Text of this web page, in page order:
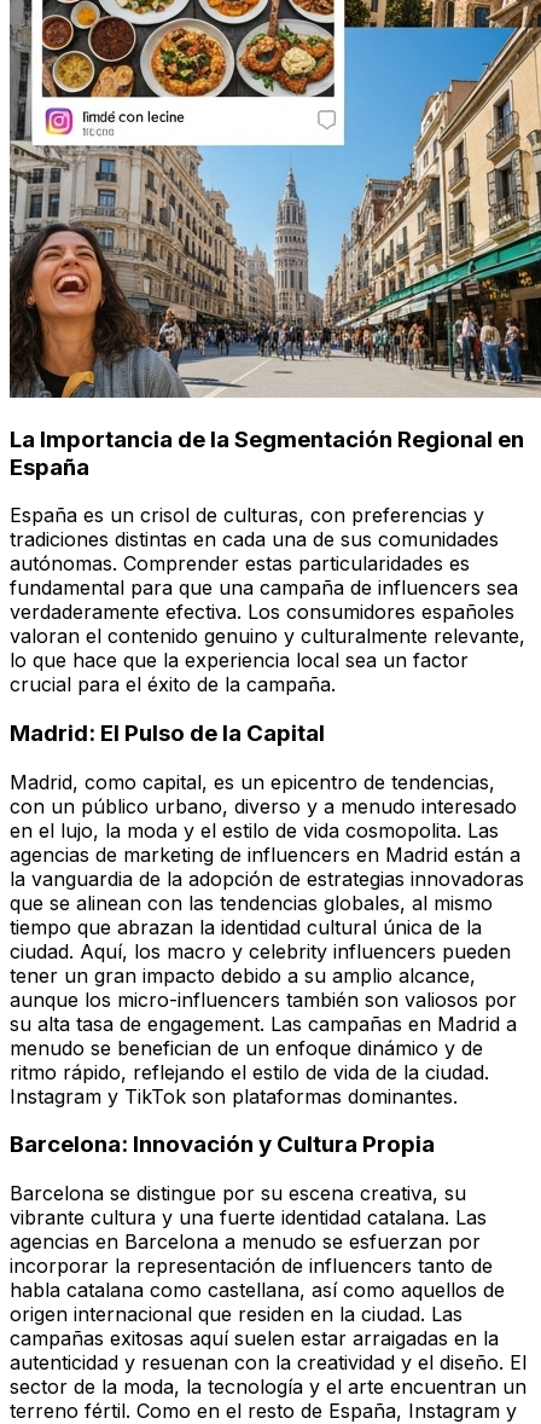
La Importancia de la Segmentación Regional en
España
España es un crisol de culturas, con preferencias y
tradiciones distintas en cada una de sus comunidades
autónomas. Comprender estas particularidades es
fundamental para que una campaña de influencers sea
verdaderamente efectiva. Los consumidores españoles
valoran el contenido genuino y culturalmente relevante,
lo que hace que la experiencia local sea un factor
crucial para el éxito de la campaña.
Madrid: El Pulso de la Capital
Madrid, como capital, es un epicentro de tendencias,
con un público urbano, diverso y a menudo interesado
en el lujo, la moda y el estilo de vida cosmopolita. Las
agencias de marketing de influencers en Madrid están a
la vanguardia de la adopción de estrategias innovadoras
que se alinean con las tendencias globales, al mismo
tiempo que abrazan la identidad cultural única de la
ciudad. Aquí, los macro y celebrity influencers pueden
tener un gran impacto debido a su amplio alcance,
aunque los micro-influencers también son valiosos por
su alta tasa de engagement. Las campañas en Madrid a
menudo se benefician de un enfoque dinámico y de
ritmo rápido, reflejando el estilo de vida de la ciudad.
Instagram y TikTok son plataformas dominantes.
Barcelona: Innovación y Cultura Propia
Barcelona se distingue por su escena creativa, su
vibrante cultura y una fuerte identidad catalana. Las
agencias en Barcelona a menudo se esfuerzan por
incorporar la representación de influencers tanto de
habla catalana como castellana, así como aquellos de
origen internacional que residen en la ciudad. Las
campañas exitosas aquí suelen estar arraigadas en la
autenticidad y resuenan con la creatividad y el diseño. El
sector de la moda, la tecnología y el arte encuentran un
terreno fértil. Como en el resto de España, Instagram y